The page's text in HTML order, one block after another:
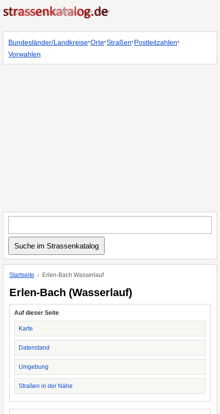
Bundesländer/Landkreise·Orte·Straßen·Postleitzahlen·
Vorwahlen
Startseite Erlen-Bach Wasserlauf
Erlen-Bach (Wasserlauf)
Auf dieser Seite
Karte
Datenstand
Umgebung
Straßen in der Nähe